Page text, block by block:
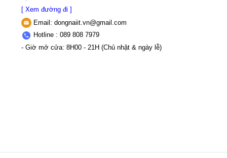
[ Xem đường đi ]
Email: dongnaiit.vn@gmail.com
Hotline : 089 808 7979
- Giờ mở cửa: 8H00 - 21H (Chủ nhật & ngày lễ)